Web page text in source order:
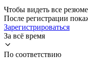
Чтобы видеть все
После регистрации
Зарегистрироваться
За всё время
По соответствию